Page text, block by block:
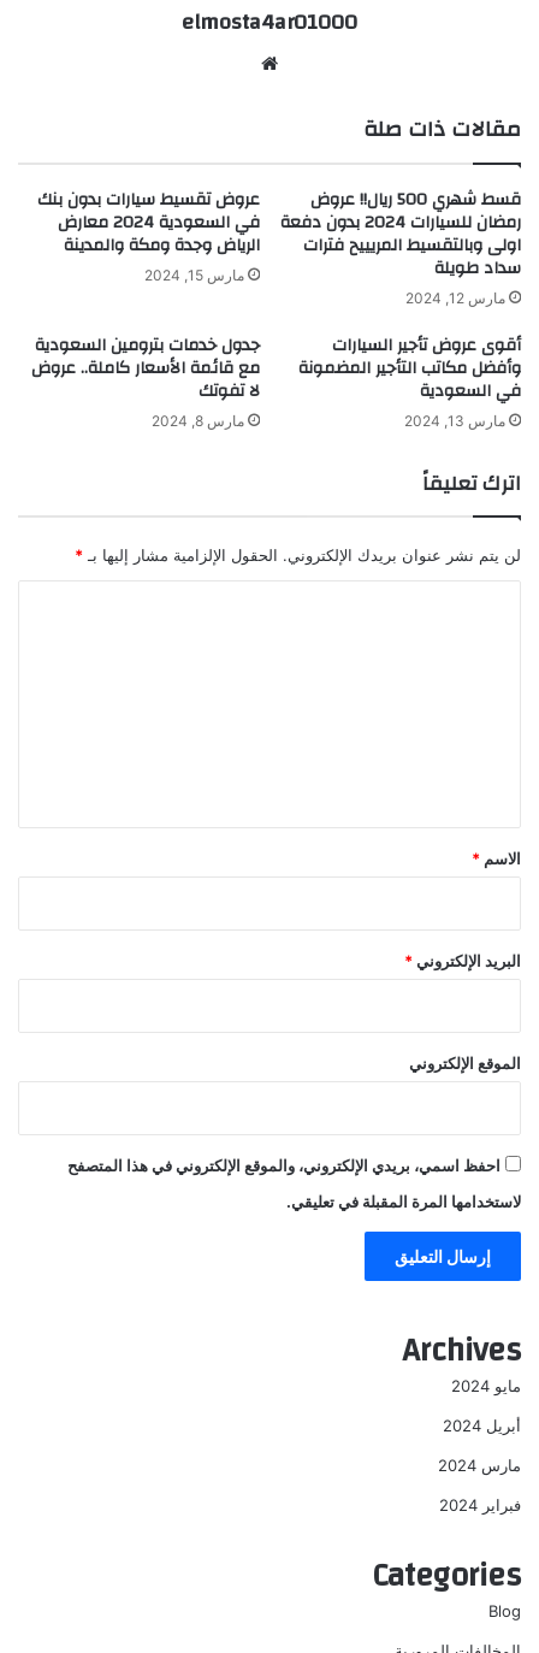
elmosta4ar01000
مقالات ذات صلة
قسط شهري 500 ريال!! عروض
رمضان للسيارات 2024 بدون دفعة
اولى وبالتقسيط المريييح فترات
سداد طويلة
مارس 12, 2024
عروض تقسيط سيارات بدون بنك
في السعودية 2024 معارض
الرياض وجدة ومكة والمدينة
مارس 15, 2024
أقوى عروض تأجير السيارات
وأفضل مكاتب التأجير المضمونة
في السعودية
مارس 13, 2024
جدول خدمات بترومين السعودية
مع قائمة الأسعار كاملة.. عروض
لا تفوتك
مارس 8, 2024
اترك تعليقاً
لن يتم نشر عنوان بريدك الإلكتروني. الحقول الإلزامية مشار إليها بـ *
*
الاسم *
البريد الإلكتروني *
الموقع الإلكتروني
احفظ اسمي، بريدي الإلكتروني، والموقع الإلكتروني في هذا المتصفح
لاستخدامها المرة المقبلة في تعليقي.
Archives
مايو 2024
أبريل 2024
مارس 2024
فبراير 2024
Categories
Blog